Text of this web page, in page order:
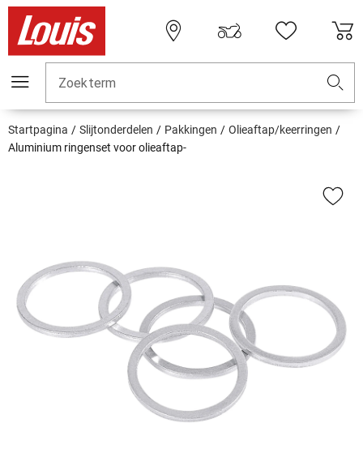
Zoekterm
Startpagina Slijtonderdelen Pakkingen
Olieaftap/keerringen
Aluminium ringenset voor olieaftap-